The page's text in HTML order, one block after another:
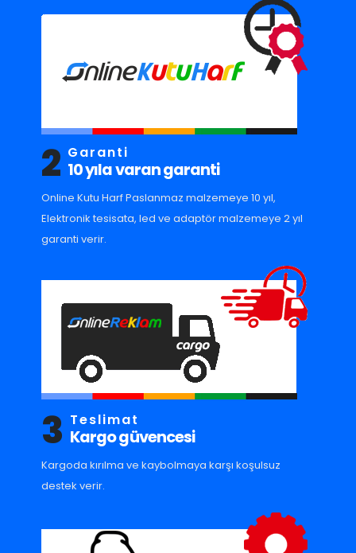
2 Garanti
10 yıla varan garanti
Online Kutu Harf Paslanmaz malzemeye 10 yıl,
Elektronik tesisata, led ve adaptör malzemeye 2 yıl
garanti verir.
3 Teslimat
Kargo güvencesi
Kargoda kırılma ve kaybolmaya karşı koşulsuz
destek verir.